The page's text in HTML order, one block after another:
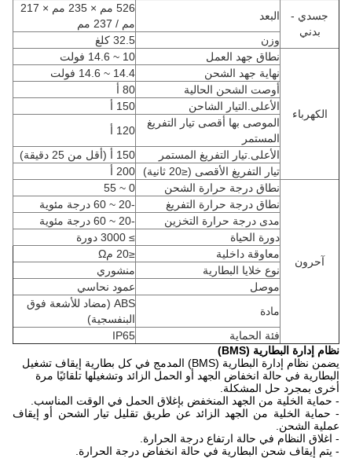
جسدي -
بدني
البعد
526 مم × 235 مم × 217
مم / 237 مم
وزن
32.5 كلغ
الكهرباء
نطاق جهد العمل
10 ~ 14.6 فولت
نهاية جهد الشحن
14.4 ~ 14.6 فولت
أوصت الشحن الحالية
80 أ
الأعلى.التيار الشاحن
150 أ
الموصى بها أقصى تيار التفريغ
المستمر
120 أ
الأعلى.تيار التفريغ المستمر
150 أ
(أقل من 25 دقيقة)
تيار التفريغ الأقصى (≤20 ثانية)
200 أ
آحرون
نطاق درجة حرارة الشحن
0 ~ 55
نطاق درجة حرارة التفريغ
-20 ~ 60 درجة مئوية
مدى درجة حرارة التخزين
-20 ~ 60 درجة مئوية
دورة الحياة
≥ 3000 دورة
معاوقة داخلية
≤20 مΩ
نوع خلايا البطارية
منشوري
موصل
عمود نحاسي
مادة
ABS (مضاد للأشعة فوق
البنفسجية)
فئة الحماية
IP65
نظام إدارة البطارية (BMS)
يضمن نظام إدارة البطارية (BMS) المدمج في كل بطارية إيقاف تشغيل
البطارية في حالة انخفاض الجهد أو الحمل الزائد وتشغيلها تلقائيًا مرة
أخرى بمجرد حل المشكلة.
- حماية الخلية من الجهد المنخفض بإغلاق الحمل في الوقت المناسب.
- حماية الخلية من الجهد الزائد عن طريق تقليل تيار الشحن أو إيقاف
عملية الشحن.
- اغلاق النظام في حالة ارتفاع درجة الحرارة.
- يتم إيقاف شحن البطارية في حالة انخفاض درجة الحرارة.